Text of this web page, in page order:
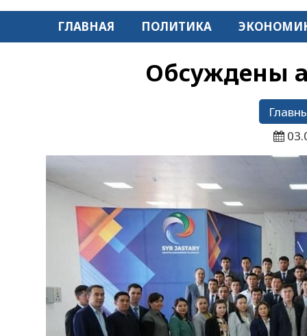
ГЛАВНАЯ ПОЛИТИКА
Обсуждены